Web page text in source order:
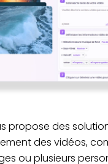
propose des
des vidéos,
ou plusieurs